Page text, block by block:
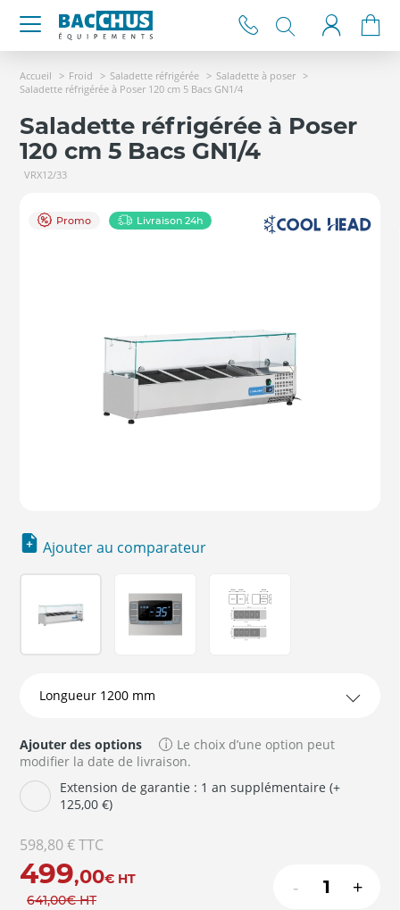
Accueil Froid Saladette réfrigérée
Saladette à poser
Saladette réfrigérée à Poser 120 cm 5 Bacs GN1/4
Saladette réfrigérée à Poser
120 cm 5 Bacs GN1/4
VRX12/33
Promo Livraison 24h
Ajouter au comparateur
Ajouter des options
Le choix d’une option peut
modifier la date de livraison.
Extension de garantie : 1 an supplémentaire (+
125,00 €)
598,80 €TTC
499,00€ HT
641,00€ HT
- +